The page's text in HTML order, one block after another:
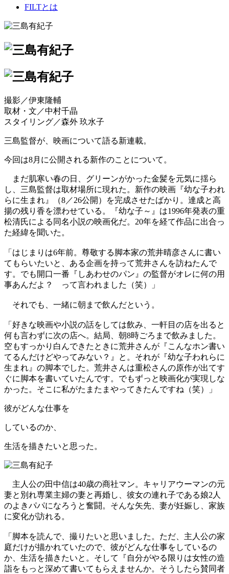
FILTとは
撮影／伊東隆輔
取材・文／中村千晶
スタイリング／森外 玖水子
三島監督が、映画について語る新連載。
今回は8月に公開される新作のことについて。
まだ肌寒い春の日、グリーンがかった金髪を元気に揺ら
し、三島監督は取材場所に現れた。新作の映画『幼な子われ
らに生まれ』（8／26公開）を完成させたばかり。達成と高
揚の残り香を漂わせている。『幼な子～』は1996年発表の重
松清氏による同名小説の映画化だ。20年を経て作品に出合っ
た経緯を聞いた。
「はじまりは6年前。尊敬する脚本家の荒井晴彦さんに書い
てもらいたいと、ある企画を持って荒井さんを訪ねたんで
す。でも開口一番『しあわせのパン』の監督がオレに何の用
事あんだよ？ って言われました（笑）」
それでも、一緒に朝まで飲んだという。
「好きな映画や小説の話をしては飲み、一軒目の店を出ると
何も言わずに次の店へ。結局、朝8時ごろまで飲みました。
空もすっかり白んできたときに荒井さんが『こんなホン書い
てるんだけどやってみない？』と。それが『幼な子われらに
生まれ』の脚本でした。荒井さんは重松さんの原作が出てす
ぐに脚本を書いていたんです。でもずっと映画化が実現しな
かった。そこに私がたまたまやってきたんですね（笑）」
彼がどんな仕事を
しているのか、
生活を描きたいと思った。
主人公の田中信は40歳の商社マン。キャリアウーマンの元
妻と別れ専業主婦の妻と再婚し、彼女の連れ子である娘2人
のよきパパになろうと奮闘。そんな矢先、妻が妊娠し、家族
に変化が訪れる。
「脚本を読んで、撮りたいと思いました。ただ、主人公の家
庭だけが描かれていたので、彼がどんな仕事をしているの
か、生活を描きたいと。そして『自分がやる限りは女性の造
詣をもっと深めて書いてもらえませんか。そうしたら賛同者